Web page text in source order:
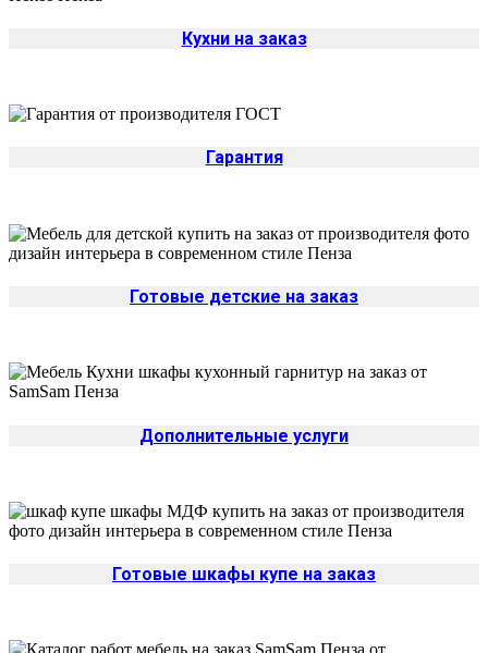
Кухни на заказ
Гарантия
Готовые детские на заказ
Дополнительные услуги
Готовые шкафы купе на заказ